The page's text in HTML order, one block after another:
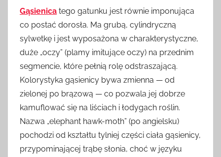
Gąsienica tego gatunku jest równie imponująca
co postać dorosła. Ma grubą, cylindryczną
sylwetkę i jest wyposażona w charakterystyczne,
duże „oczy” (plamy imitujące oczy) na przednim
segmencie, które pełnią rolę odstraszającą.
Kolorystyka gąsienicy bywa zmienna — od
zielonej po brązową — co pozwala jej dobrze
kamuflować się na liściach i łodygach roślin.
Nazwa „elephant hawk-moth” (po angielsku)
pochodzi od kształtu tylniej części ciała gąsienicy,
przypominającej trąbę słonia, choć w języku